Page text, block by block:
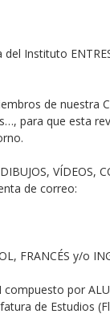
Instituto
de nuestra
para que esta
VÍDEOS,
de correo:
FRANCÉS y/o
compuesto por
de Estudios